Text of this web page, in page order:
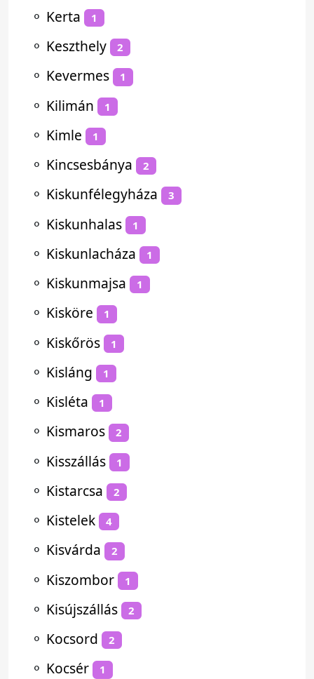
⚬ Kerta 1
⚬ Keszthely 2
⚬ Kevermes 1
⚬ Kilimán 1
⚬ Kimle 1
⚬ Kincsesbánya 2
⚬ Kiskunfélegyháza 3
⚬ Kiskunhalas 1
⚬ Kiskunlacháza 1
⚬ Kiskunmajsa 1
⚬ Kisköre 1
⚬ Kiskőrös 1
⚬ Kisláng 1
⚬ Kisléta 1
⚬ Kismaros 2
⚬ Kisszállás 1
⚬ Kistarcsa 2
⚬ Kistelek 4
⚬ Kisvárda 2
⚬ Kiszombor 1
⚬ Kisújszállás 2
⚬ Kocsord 2
⚬ Kocsér 1